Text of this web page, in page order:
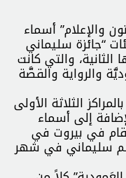
والإعلام” أسماء
“جائزة سليماني
والتي كانت
والرواية والقصَّة
الثلاثة الأولى
إلى أسماء
في بيروت في
سليماني في شهر